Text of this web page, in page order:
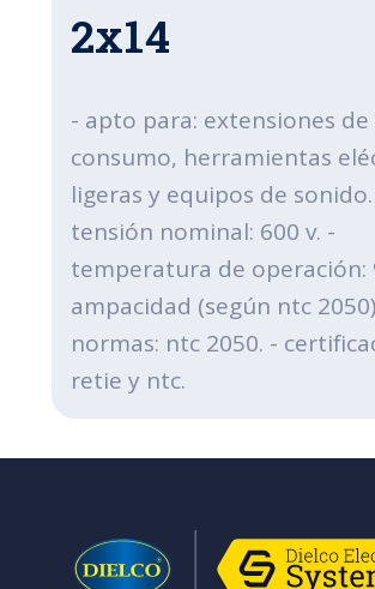
2x14
- apto para: extensiones de
consumo, herramientas
ligeras y equipos de
tensión nominal: 600 v. -
temperatura de operación:
ampacidad (según ntc
normas: ntc 2050. -
retie y ntc.